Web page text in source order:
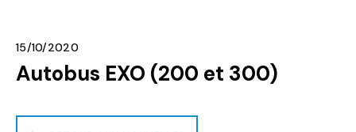
15/10/2020
Autobus EXO (200 et 300)